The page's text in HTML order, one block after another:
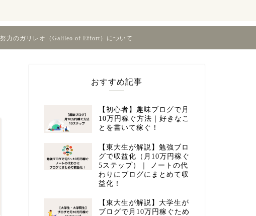
努力のガリレオ（Galileo of Effort）について
おすすめ記事
【初心者】趣味ブログで月
10万円稼ぐ方法｜好きなこ
とを書いて稼ぐ！
【東大生が解説】勉強ブロ
グで収益化（月10万円稼ぐ
5ステップ）｜ ノートの代
わりにブログにまとめて収
益化！
【東大生が解説】大学生が
ブログで月10万円稼ぐため